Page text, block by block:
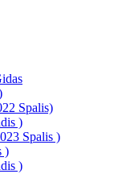
Spalis)
)
Spalis )
)
)